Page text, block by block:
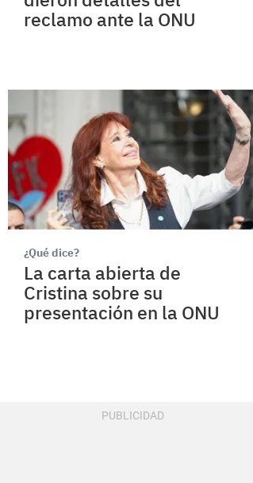
reclamo ante la ONU
¿Qué dice?
La carta abierta de
Cristina sobre su
presentación en la ONU